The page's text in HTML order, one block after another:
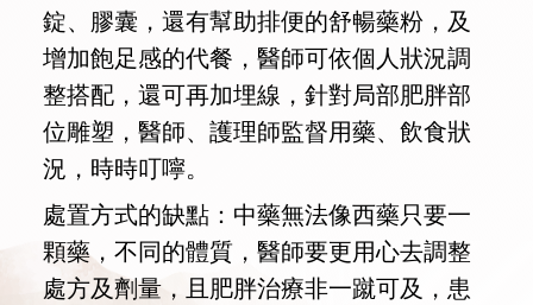
錠、膠囊，還有幫助排便的舒暢藥粉，及
增加飽足感的代餐，醫師可依個人狀況調
整搭配，還可再加埋線，針對局部肥胖部
位雕塑，醫師、護理師監督用藥、飲食狀
況，時時叮嚀。
處置方式的缺點：中藥無法像西藥只要一
顆藥，不同的體質，醫師要更用心去調整
處方及劑量，且肥胖治療非一蹴可及，患